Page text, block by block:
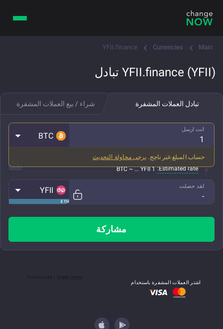
Main
Currencies
YFII.finance
YFII.finance (YFII) تبادل
تبادل العملات المشفرة شراء / بيع العملات المشفرة
انت ارسل
BTC
حساب المبلغ غير ناجح. يرجى محاولة التحديث تشمل جميع الرسوم
Estimated rate:
1 BTC ~ ... YFII
لقد حصلت
ETH
YFII
مشاركة
اشتر العملات المشفرة باستخدام